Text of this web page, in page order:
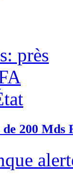
200 Mds